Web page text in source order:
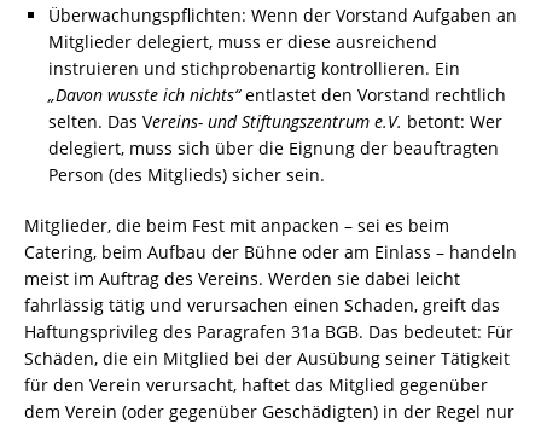
Überwachungspflichten: Wenn der Vorstand Aufgaben an
Mitglieder delegiert, muss er diese ausreichend
instruieren und stichprobenartig kontrollieren. Ein
„Davon wusste ich nichts“entlastet den Vorstand rechtlich
selten. Das Vereins- und Stiftungszentrum e.V. betont: Wer
delegiert, muss sich über die Eignung der beauftragten
Person (des Mitglieds) sicher sein.
Mitglieder, die beim Fest mit anpacken – sei es beim
Catering, beim Aufbau der Bühne oder am Einlass – handeln
meist im Auftrag des Vereins. Werden sie dabei leicht
fahrlässig tätig und verursachen einen Schaden, greift das
Haftungsprivileg des Paragrafen 31a BGB. Das bedeutet: Für
Schäden, die ein Mitglied bei der Ausübung seiner Tätigkeit
für den Verein verursacht, haftet das Mitglied gegenüber
dem Verein (oder gegenüber Geschädigten) in der Regel nur